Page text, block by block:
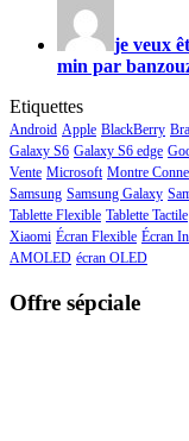
je veux
min par
Etiquettes
Android Apple BlackBerry
Galaxy S6 Galaxy S6 edge
Vente Microsoft Montre
Samsung Samsung Galaxy
Tablette Flexible Tablette Tactile
Xiaomi Écran Flexible Écran
AMOLED écran OLED
Offre sépciale